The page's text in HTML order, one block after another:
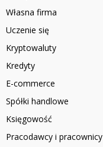
Własna firma
Uczenie się
Kryptowaluty
Kredyty
E-commerce
Spółki handlowe
Księgowość
Pracodawcy i pracownicy